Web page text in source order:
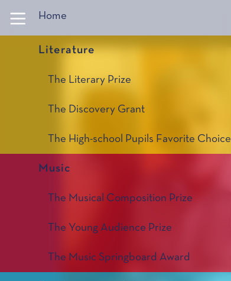
Home
Literature
The Literary Prize
The Discovery Grant
The High-school Pupils Favorite Choice
Music
The Musical Composition Prize
The Young Audience Prize
The Music Springboard Award